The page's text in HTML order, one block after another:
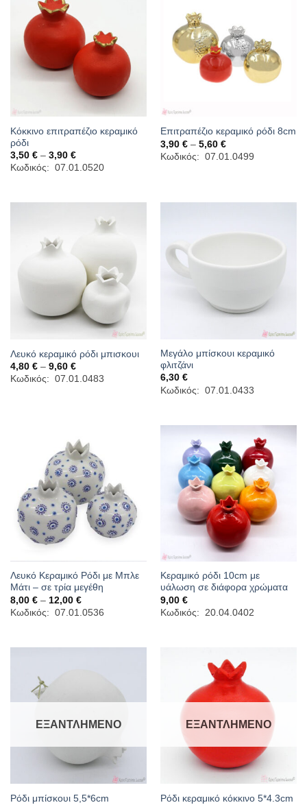
Κόκκινο επιτραπέζιο κεραμικό
ρόδι
3,50 € – 3,90 €Price
range:
3,50 €
Κωδικός: 07.01.0520
Επιτραπέζιο κεραμικό ρόδι 8cm
3,90 € – 5,60 €Price
range:
3,90 €
Κωδικός: 07.01.0499
Λευκό κεραμικό ρόδι μπισκουι
4,80 € – 9,60 €Price
range:
4,80 €
Κωδικός: 07.01.0483
Μεγάλο μπίσκουι κεραμικό
φλιτζάνι
6,30 €
Κωδικός: 07.01.0433
Λευκό Κεραμικό Ρόδι με Μπλε
Μάτι – σε τρία μεγέθη
8,00 € – 12,00 €Price
range:
8,00 €
Κωδικός: 07.01.0536
Κεραμικό ρόδι 10cm με
υάλωση σε διάφορα χρώματα
9,00 €
Κωδικός: 20.04.0402
ΕΞΑΝΤΛΗΜΈΝΟ
Ρόδι μπίσκουι 5,5*6cm
ΕΞΑΝΤΛΗΜΈΝΟ
Ρόδι κεραμικό κόκκινο 5*4.3cm